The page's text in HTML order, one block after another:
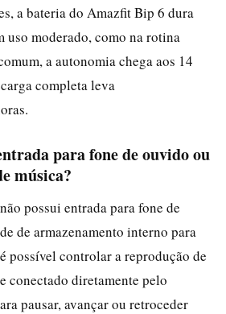
a bateria do Amazfit Bip 6 dura
uso moderado, como na rotina
a autonomia chega aos 14
completa leva
para fone de ouvido ou
música?
possui entrada para fone de
de armazenamento interno para
possível controlar a reprodução de
conectado diretamente pelo
pausar, avançar ou retroceder